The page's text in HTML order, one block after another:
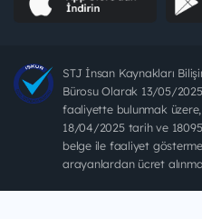
STJ İnsan Kaynakları
Bürosu Olarak 13/05/
faaliyette bulunmak
18/04/2025 tarih ve
belge ile faaliyet
arayanlardan ücret